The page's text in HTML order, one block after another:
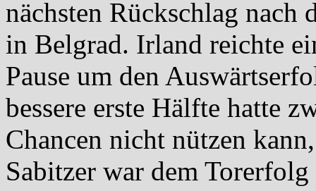
nächsten Rückschlag nach
in Belgrad. Irland reichte
Pause um den
bessere erste Hälfte hatte
Chancen nicht nützen
Sabitzer war dem